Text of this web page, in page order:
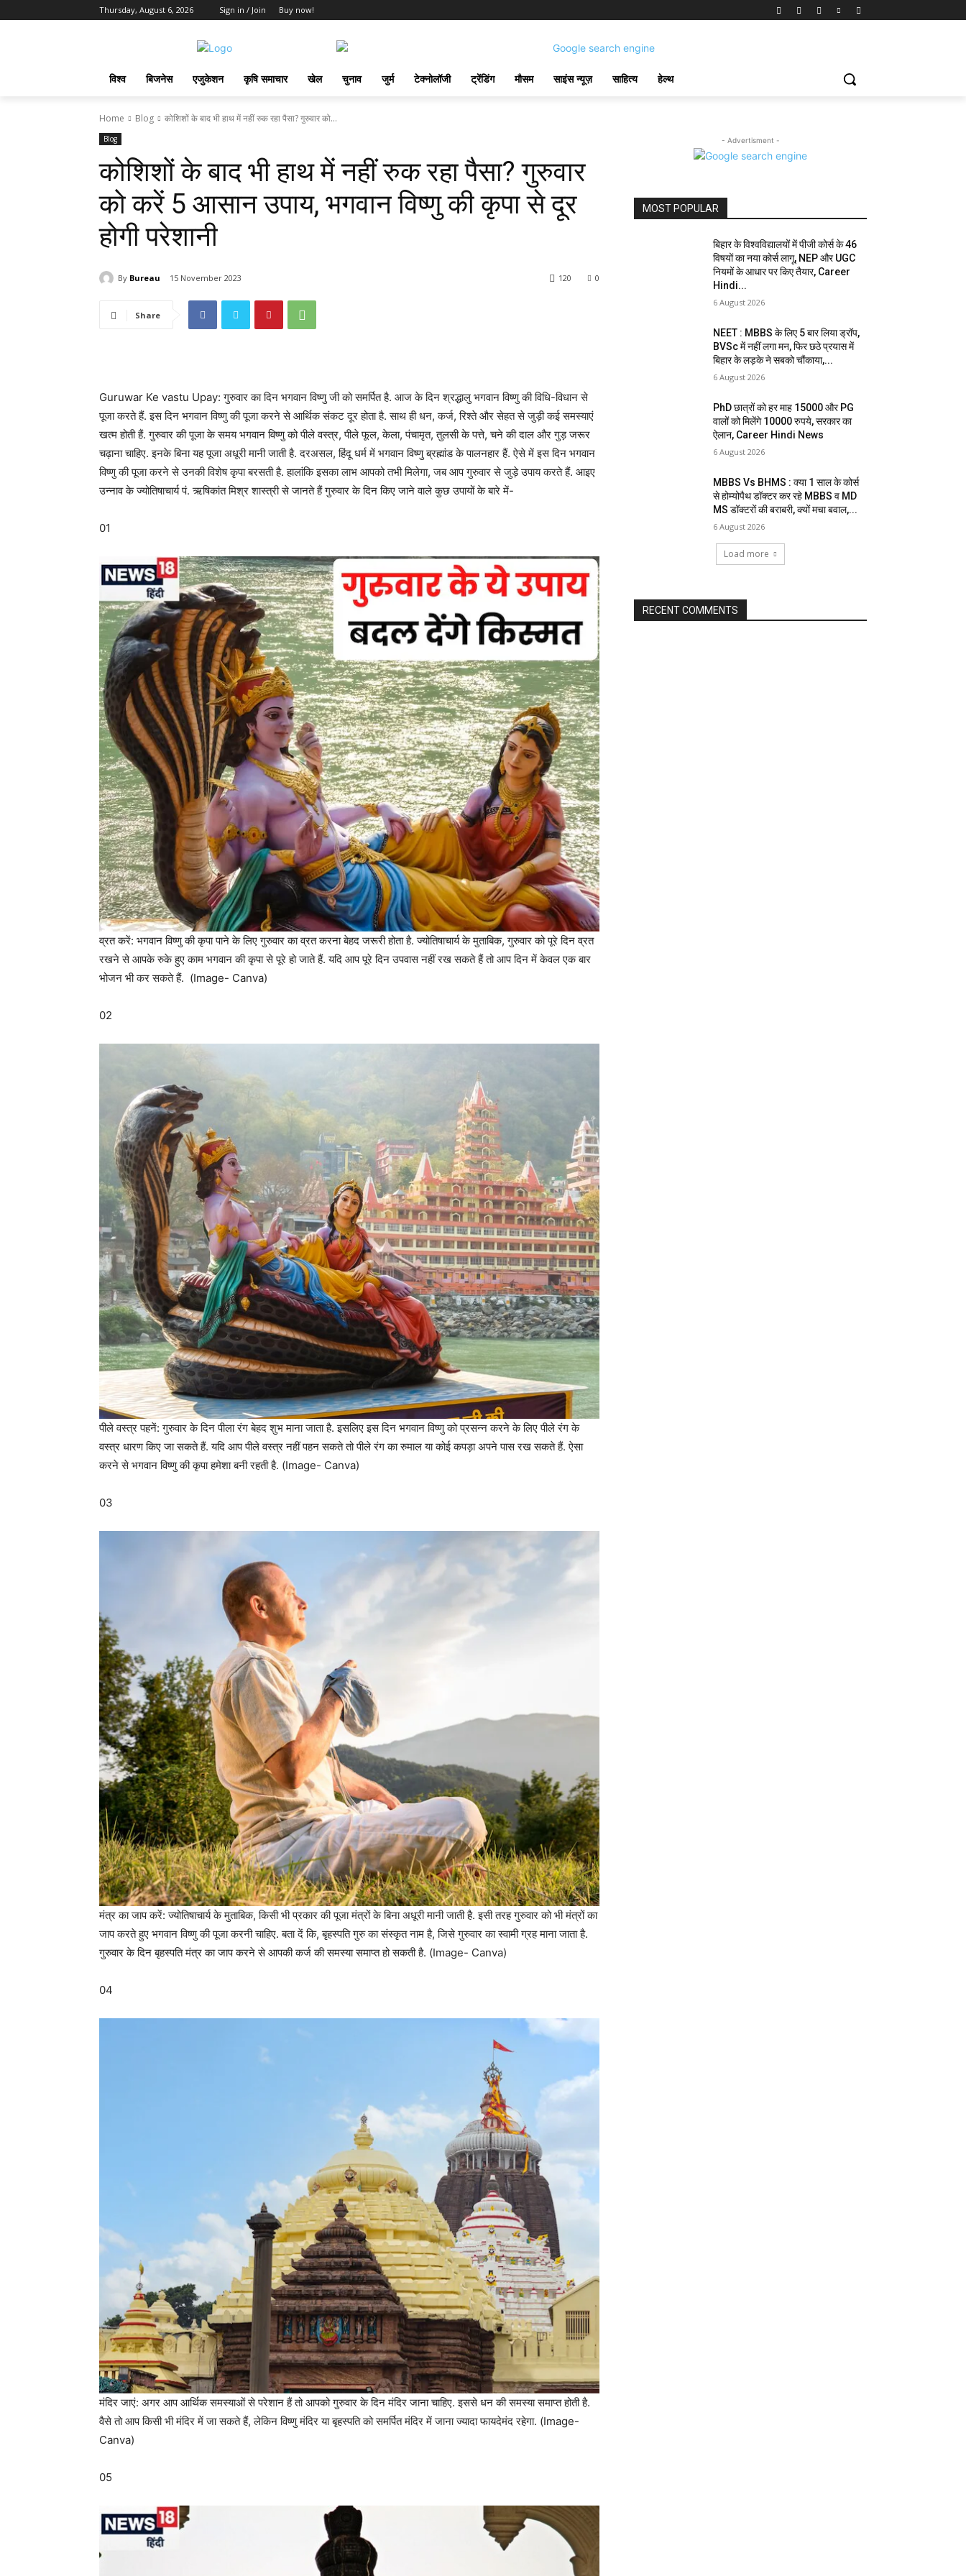
Thursday, August 6, 2026 Sign in / Join Buy now!
विश्व बिजनेस एजुकेशन कृषि समाचार खेल चुनाव जुर्म टेक्नोलॉजी ट्रेंडिंग मौसम साइंस न्यूज़ साहित्य हेल्थ
Home Blog कोशिशों के बाद भी हाथ में नहीं रुक रहा पैसा? गुरुवार को...
Blog
कोशिशों के बाद भी हाथ में नहीं रुक रहा पैसा? गुरुवार
को करें 5 आसान उपाय, भगवान विष्णु की कृपा से दूर
होगी परेशानी
By Bureau 15 November 2023 0
120
Share
Guruwar Ke vastu Upay: गुरुवार का दिन भगवान विष्णु जी को समर्पित है. आज के दिन श्रद्धालु भगवान विष्णु की विधि-विधान से
पूजा करते हैं. इस दिन भगवान विष्णु की पूजा करने से आर्थिक संकट दूर होता है. साथ ही धन, कर्ज, रिश्ते और सेहत से जुड़ी कई समस्याएं
खत्म होती हैं. गुरुवार की पूजा के समय भगवान विष्णु को पीले वस्त्र, पीले फूल, केला, पंचामृत, तुलसी के पत्ते, चने की दाल और गुड़ जरूर
चढ़ाना चाहिए. इनके बिना यह पूजा अधूरी मानी जाती है. दरअसल, हिंदू धर्म में भगवान विष्णु ब्रह्मांड के पालनहार हैं. ऐसे में इस दिन भगवान
विष्णु की पूजा करने से उनकी विशेष कृपा बरसती है. हालांकि इसका लाभ आपको तभी मिलेगा, जब आप गुरुवार से जुड़े उपाय करते हैं. आइए
उन्नाव के ज्योतिषाचार्य पं. ऋषिकांत मिश्र शास्त्री से जानते हैं गुरुवार के दिन किए जाने वाले कुछ उपायों के बारे में-
01
व्रत करें: भगवान विष्णु की कृपा पाने के लिए गुरुवार का व्रत करना बेहद जरूरी होता है. ज्योतिषाचार्य के मुताबिक, गुरुवार को पूरे दिन व्रत
रखने से आपके रुके हुए काम भगवान की कृपा से पूरे हो जाते हैं. यदि आप पूरे दिन उपवास नहीं रख सकते हैं तो आप दिन में केवल एक बार
भोजन भी कर सकते हैं. (Image- Canva)
02
पीले वस्त्र पहनें: गुरुवार के दिन पीला रंग बेहद शुभ माना जाता है. इसलिए इस दिन भगवान विष्णु को प्रसन्न करने के लिए पीले रंग के
वस्त्र धारण किए जा सकते हैं. यदि आप पीले वस्त्र नहीं पहन सकते तो पीले रंग का रुमाल या कोई कपड़ा अपने पास रख सकते हैं. ऐसा
करने से भगवान विष्णु की कृपा हमेशा बनी रहती है. (Image- Canva)
03
मंत्र का जाप करें: ज्योतिषाचार्य के मुताबिक, किसी भी प्रकार की पूजा मंत्रों के बिना अधूरी मानी जाती है. इसी तरह गुरुवार को भी मंत्रों का
जाप करते हुए भगवान विष्णु की पूजा करनी चाहिए. बता दें कि, बृहस्पति गुरु का संस्कृत नाम है, जिसे गुरुवार का स्वामी ग्रह माना जाता है.
गुरुवार के दिन बृहस्पति मंत्र का जाप करने से आपकी कर्ज की समस्या समाप्त हो सकती है. (Image- Canva)
04
मंदिर जाएं: अगर आप आर्थिक समस्याओं से परेशान हैं तो आपको गुरुवार के दिन मंदिर जाना चाहिए. इससे धन की समस्या समाप्त होती है.
वैसे तो आप किसी भी मंदिर में जा सकते हैं, लेकिन विष्णु मंदिर या बृहस्पति को समर्पित मंदिर में जाना ज्यादा फायदेमंद रहेगा. (Image-
Canva)
05
- Advertisment -
MOST POPULAR
बिहार के विश्वविद्यालयों में पीजी कोर्स के 46
विषयों का नया कोर्स लागू, NEP और UGC
नियमों के आधार पर किए तैयार, Career
Hindi...
6 August 2026
NEET : MBBS के लिए 5 बार लिया ड्रॉप,
BVSc में नहीं लगा मन, फिर छठे प्रयास में
बिहार के लड़के ने सबको चौंकाया,...
6 August 2026
PhD छात्रों को हर माह 15000 और PG
वालों को मिलेंगे 10000 रुपये, सरकार का
ऐलान, Career Hindi News
6 August 2026
MBBS Vs BHMS : क्या 1 साल के कोर्स
से होम्योपैथ डॉक्टर कर रहे MBBS व MD
MS डॉक्टरों की बराबरी, क्यों मचा बवाल,...
6 August 2026
Load more
RECENT COMMENTS